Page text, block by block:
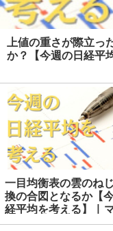
上値の重さが際立っ
か？【今週の日経平
一目均衡表の雲のね
換の合図となるか【
経平均を考える】 |
達人